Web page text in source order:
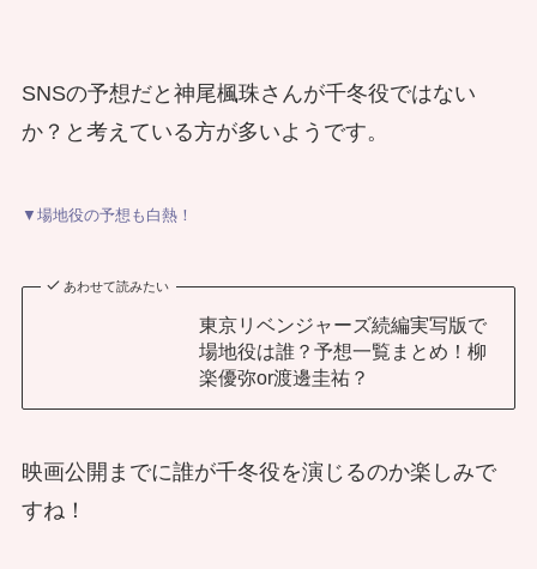
SNSの予想だと神尾楓珠さんが千冬役ではない
か？と考えている方が多いようです。
▼場地役の予想も白熱！
あわせて読みたい
東京リベンジャーズ続編実写版で
場地役は誰？予想一覧まとめ！柳
楽優弥or渡邊圭祐？
映画公開までに誰が千冬役を演じるのか楽しみで
すね！